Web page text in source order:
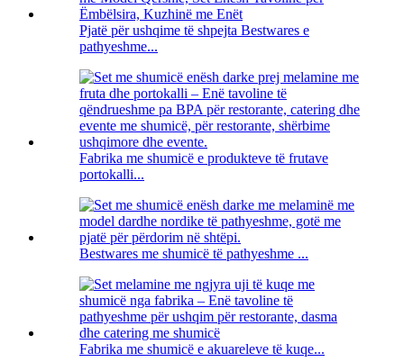
Pjatë për ushqime të shpejta Bestwares e
pathyeshme...
Fabrika me shumicë e produkteve të frutave
portokalli...
Bestwares me shumicë të pathyeshme ...
Fabrika me shumicë e akuareleve të kuqe...